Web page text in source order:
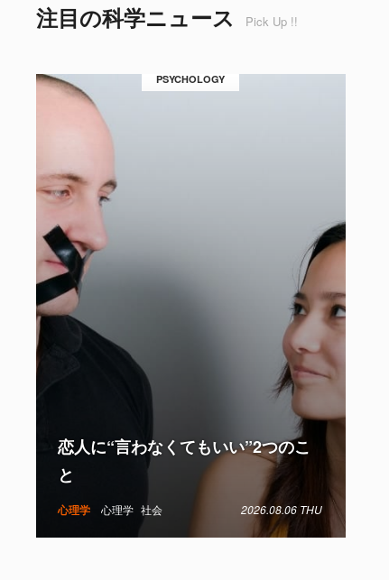
注目の科学ニュース Pick Up !!
PSYCHOLOGY
心理学 心理学 社会 2026.08.06 THU
恋人に“言わなくてもいい”2つのこ
と